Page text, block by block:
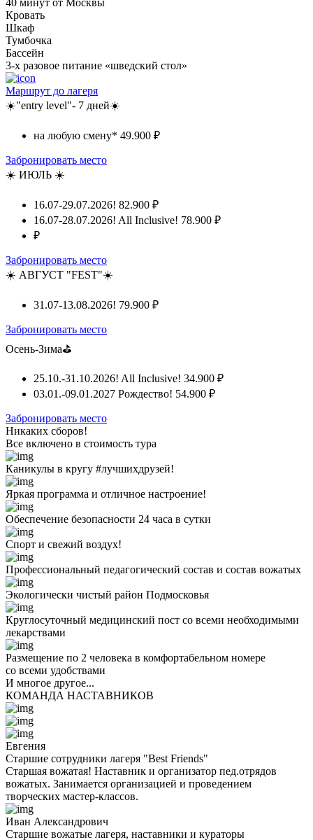
40 минут от Москвы
Кровать
Шкаф
Тумбочка
Бассейн
3-х разовое питание «шведский стол»
Маршрут до лагеря
☀️"entry level"- 7 дней☀️
на любую смену* 49.900 ₽
Забронировать место
☀️ ИЮЛЬ ☀️
16.07-29.07.2026! 82.900 ₽
16.07-28.07.2026! All Inclusive! 78.900 ₽
₽
Забронировать место
☀️ АВГУСТ "FEST"☀️
31.07-13.08.2026! 79.900 ₽
Забронировать место
Осень-Зима⛳
25.10.-31.10.2026! All Inclusive! 34.900 ₽
03.01.-09.01.2027 Рождество! 54.900 ₽
Забронировать место
Никаких сборов!
Все включено в стоимость тура
Каникулы в кругу #лучшихдрузей!
Яркая программа и отличное настроение!
Обеспечение безопасности 24 часа в сутки
Спорт и свежий воздух!
Профессиональный педагогический состав и состав вожатых
Экологически чистый район Подмосковья
Круглосуточный медицинский пост со всеми необходимыми
лекарствами
Размещение по 2 человека в комфортабельном номере
со всеми удобствами
И многое другое...
КОМАНДА НАСТАВНИКОВ
Евгения
Старшие сотрудники лагеря "Best Friends"
Старшая вожатая! Наставник и организатор пед.отрядов
вожатых. Занимается организацией и проведением
творческих мастер-классов.
Иван Александрович
Старшие вожатые лагеря, наставники и кураторы